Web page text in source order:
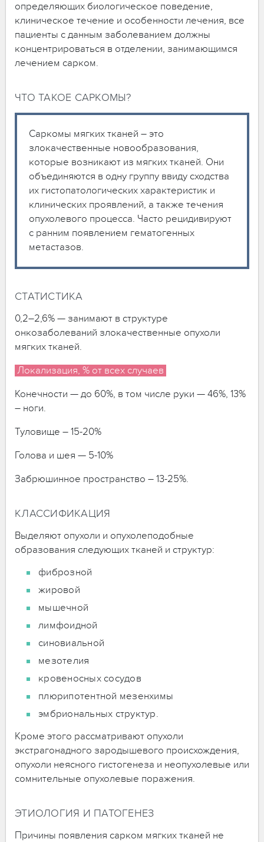
определяющих биологическое поведение,
клиническое течение и особенности лечения, все
пациенты с данным заболеванием должны
концентрироваться в отделении, занимающимся
лечением сарком.
ЧТО ТАКОЕ САРКОМЫ?
Саркомы мягких тканей – это
злокачественные новообразования,
которые возникают из мягких тканей. Они
объединяются в одну группу ввиду сходства
их гистопатологических характеристик и
клинических проявлений, а также течения
опухолевого процесса. Часто рецидивируют
с ранним появлением гематогенных
метастазов.
СТАТИСТИКА
0,2–2,6% — занимают в структуре
онкозаболеваний злокачественные опухоли
мягких тканей.
Локализация, % от всех случаев
Конечности — до 60%, в том числе руки — 46%, 13%
– ноги.
Туловище – 15-20%
Голова и шея — 5-10%
Забрюшинное пространство – 13-25%.
КЛАССИФИКАЦИЯ
Выделяют опухоли и опухолеподобные
образования следующих тканей и структур:
фиброзной
жировой
мышечной
лимфоидной
синовиальной
мезотелия
кровеносных сосудов
плюрипотентной мезенхимы
эмбриональных структур.
Кроме этого рассматривают опухоли
экстрагонадного зародышевого происхождения,
опухоли неясного гистогенеза и неопухолевые или
сомнительные опухолевые поражения.
ЭТИОЛОГИЯ И ПАТОГЕНЕЗ
Причины появления сарком мягких тканей не